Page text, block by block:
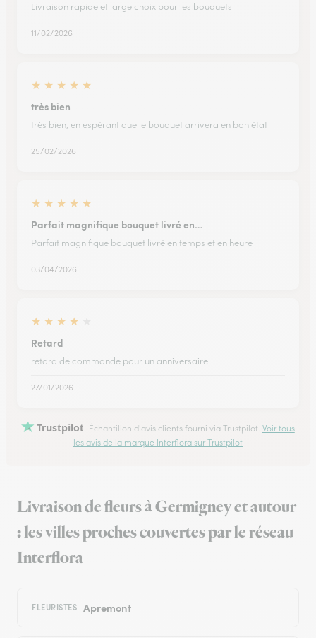
Livraison rapide et large choix pour les bouquets
11/02/2026
★ ★ ★ ★ ★
très bien
très bien, en espérant que le bouquet arrivera en bon état
25/02/2026
★ ★ ★ ★ ★
Parfait magnifique bouquet livré en…
Parfait magnifique bouquet livré en temps et en heure
03/04/2026
★ ★ ★ ★
Retard
retard de commande pour un anniversaire
27/01/2026
Trustpilot Échantillon d'avis clients fourni via Trustpilot. Voir tous
les avis de la marque Interflora sur Trustpilot
Livraison de fleurs à Germigney et autour
: les villes proches couvertes par le réseau
Interflora
FLEURISTES Apremont